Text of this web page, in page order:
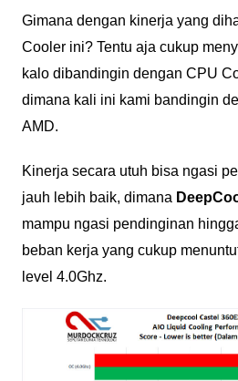
Gimana dengan kinerja yang
Cooler ini? Tentu aja cukup
kalo dibandingin dengan CPU
dimana kali ini kami bandingin
AMD.
Kinerja secara utuh bisa ngasi
jauh lebih baik, dimana
mampu ngasi pendinginan
beban kerja yang cukup
level 4.0Ghz.